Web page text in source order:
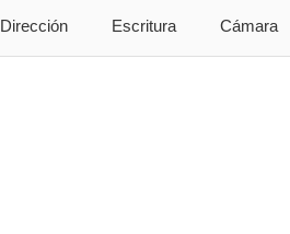
Dirección Escritura Cámara